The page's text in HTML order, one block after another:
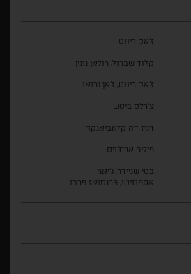
ז'אק ריווט
קלוד שברול, רולאן נונין
ז'אק ריווט, ז'אן גרואו
צ'רלס ביטש
דניז דה קזאביאנקה
פיליפ ארת'ויס
בטי שניידר, ג'יאני
אספוזיטו, פרנסואז פרבו